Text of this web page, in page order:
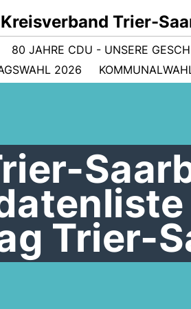
Kreisverband Trier-
80 JAHRE CDU - UNSERE
2026
Trier-